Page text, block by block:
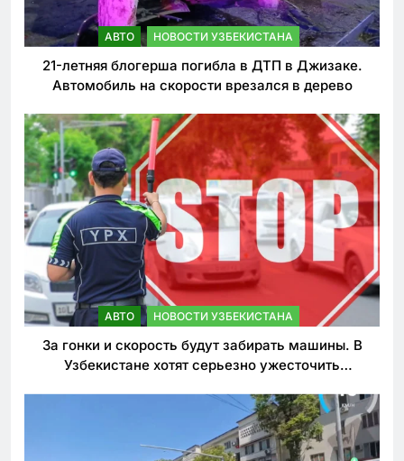
АВТО НОВОСТИ УЗБЕКИСТАНА
21-летняя блогерша погибла в ДТП в Джизаке.
Автомобиль на скорости врезался в дерево
АВТО НОВОСТИ УЗБЕКИСТАНА
За гонки и скорость будут забирать машины. В
Узбекистане хотят серьезно ужесточить